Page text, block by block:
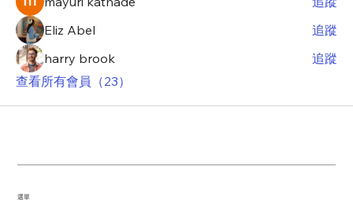
Eliz Abel
追蹤
harry brook
追蹤
查看所有會員（23）
​選單